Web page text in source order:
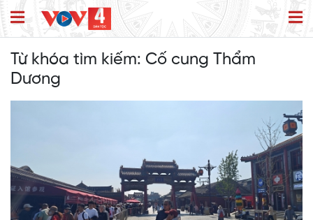
Từ khóa tìm kiếm: Cố cung Thẩm
Dương